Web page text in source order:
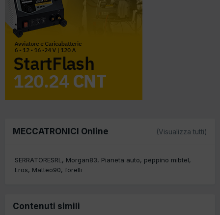
MECCATRONICI Online (Visualizza tutti)
SERRATORESRL Morgan83 Pianeta auto
peppino mibtel
Eros
Matteo90 forelli
Contenuti simili